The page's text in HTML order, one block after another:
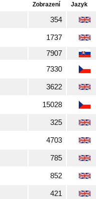
Zobrazení Jazyk
354
1737
7907
7330
3622
15028
325
4703
785
852
421